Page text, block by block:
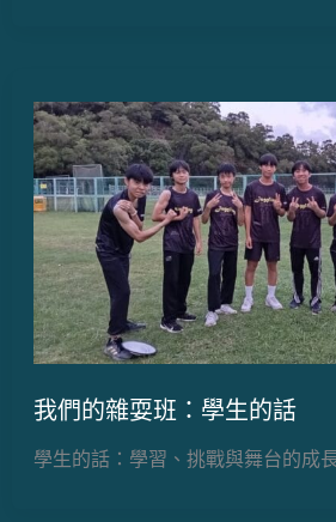
我們的雜耍班：學生的話
學生的話：學習、挑戰與舞台的成